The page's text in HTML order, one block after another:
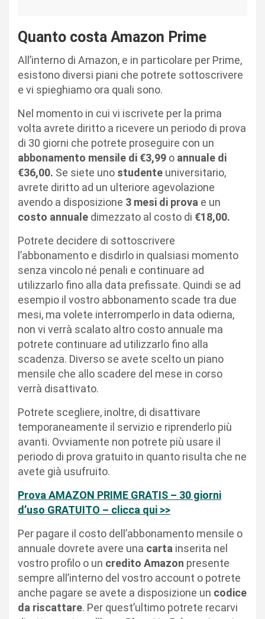
Quanto costa Amazon Prime
All’interno di Amazon, e in particolare per Prime,
esistono diversi piani che potrete sottoscrivere
e vi spieghiamo ora quali sono.
Nel momento in cui vi iscrivete per la prima
volta avrete diritto a ricevere un periodo di prova
di 30 giorni che potrete proseguire con un
abbonamento mensile di €3,99 o annuale di
€36,00. Se siete uno studente universitario,
avrete diritto ad un ulteriore agevolazione
avendo a disposizione 3 mesi di prova e un
costo annuale dimezzato al costo di €18,00.
Potrete decidere di sottoscrivere
l’abbonamento e disdirlo in qualsiasi momento
senza vincolo né penali e continuare ad
utilizzarlo fino alla data prefissate. Quindi se ad
esempio il vostro abbonamento scade tra due
mesi, ma volete interromperlo in data odierna,
non vi verrà scalato altro costo annuale ma
potrete continuare ad utilizzarlo fino alla
scadenza. Diverso se avete scelto un piano
mensile che allo scadere del mese in corso
verrà disattivato.
Potrete scegliere, inoltre, di disattivare
temporaneamente il servizio e riprenderlo più
avanti. Ovviamente non potrete più usare il
periodo di prova gratuito in quanto risulta che ne
avete già usufruito.
Prova AMAZON PRIME GRATIS – 30 giorni
d’uso GRATUITO – clicca qui >>
Per pagare il costo dell’abbonamento mensile o
annuale dovrete avere una carta inserita nel
vostro profilo o un credito Amazon presente
sempre all’interno del vostro account o potrete
anche pagare se avete a disposizione un codice
da riscattare. Per quest’ultimo potrete recarvi